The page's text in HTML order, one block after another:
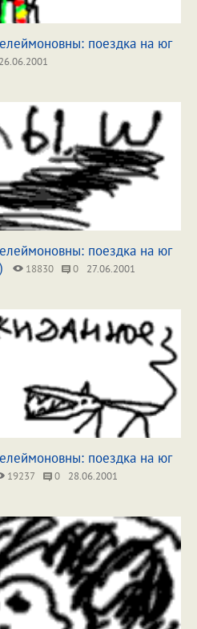
поездка на юг
26.06.2001
поездка на юг
18830 0 27.06.2001
поездка на юг
19237 0 28.06.2001